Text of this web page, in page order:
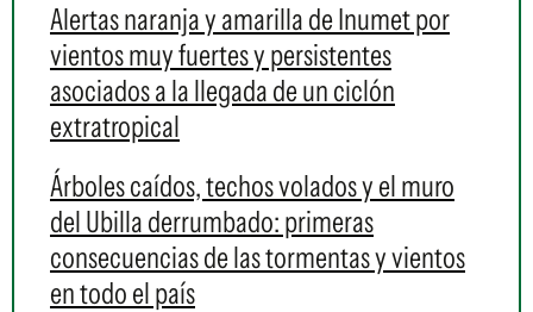
Alertas naranja y amarilla de Inumet por
vientos muy fuertes y persistentes
asociados a la llegada de un ciclón
extratropical
Árboles caídos, techos volados y el muro
del Ubilla derrumbado: primeras
consecuencias de las tormentas y vientos
en todo el país